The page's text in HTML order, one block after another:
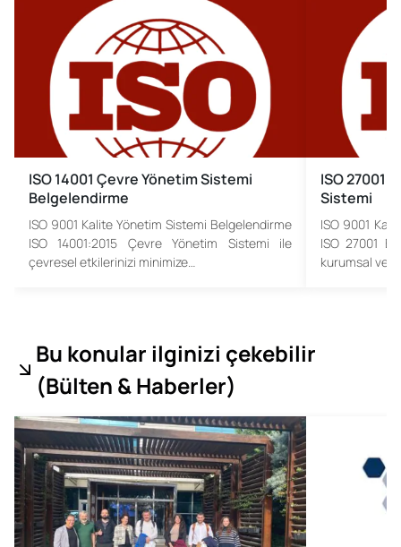
ISO 14001 Çevre Yönetim Sistemi
Belgelendirme
ISO 9001 Kalite Yönetim Sistemi Belgelendirme
ISO 14001:2015 Çevre Yönetim Sistemi ile
çevresel etkilerinizi minimize…
ISO 27001
Sistemi
ISO 9001
ISO 27001
kurumsal
Bu konular ilginizi çekebilir
(Bülten & Haberler)